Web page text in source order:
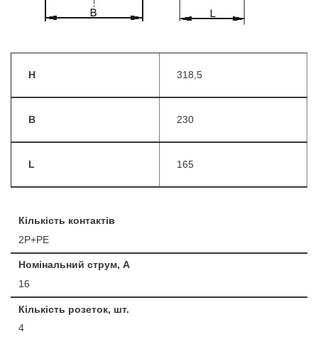
H 318,5
B 230
L 165
Кількість контактів
2P+PE
Номінальний струм, А
16
Кількість розеток, шт.
4